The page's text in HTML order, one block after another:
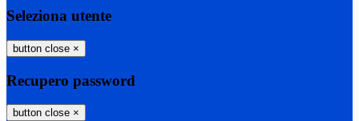
Seleziona utente
button close ×
Recupero password
button close ×